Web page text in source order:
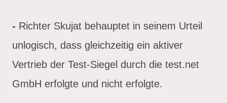
- Richter Skujat behauptet in seinem Urteil
unlogisch, dass gleichzeitig ein aktiver
Vertrieb der Test-Siegel durch die test.net
GmbH erfolgte und nicht erfolgte.